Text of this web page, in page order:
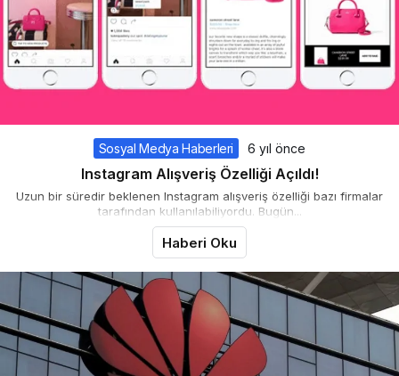
Sosyal Medya Haberleri 6 yıl önce
Instagram Alışveriş Özelliği Açıldı!
Uzun bir süredir beklenen Instagram alışveriş özelliği bazı firmalar
tarafından kullanılabiliyordu. Bugün...
Haberi Oku